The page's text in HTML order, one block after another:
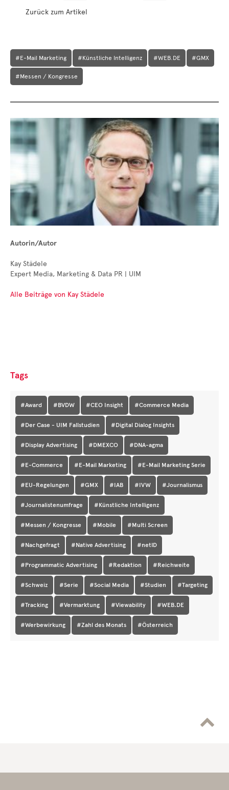
Zurück zum Artikel
#E-Mail Marketing #Künstliche Intelligenz #WEB.DE #GMX
#Messen / Kongresse
Autorin/Autor
Kay Städele
Expert Media, Marketing & Data PR | UIM
Alle Beiträge von Kay Städele
Tags
#Award #BVDW #CEO Insight #Commerce Media
#Der Case - UIM Fallstudien #Digital Dialog Insights
#Display Advertising #DMEXCO #DNA-agma
#E-Commerce #E-Mail Marketing #E-Mail Marketing Serie
#EU-Regelungen #GMX #IAB #IVW #Journalismus
#Journalistenumfrage #Künstliche Intelligenz
#Messen / Kongresse #Mobile #Multi Screen
#Nachgefragt #Native Advertising #netID
#Programmatic Advertising #Redaktion #Reichweite
#Schweiz #Serie #Social Media #Studien #Targeting
#Tracking #Vermarktung #Viewability #WEB.DE
#Werbewirkung #Zahl des Monats #Österreich
